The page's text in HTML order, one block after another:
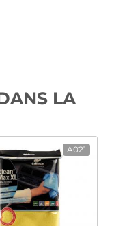
LA
A021